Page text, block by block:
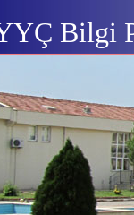
Bilgi